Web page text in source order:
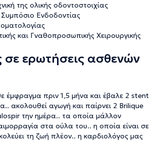
της ολικής οδοντοστοιχίας
Ενδοδοντίας
και Γναθοπροσωπικής Χειρουργικής
σε ερωτήσεις ασθενών
πριν 1,5 μήνα και έβαλε 2 stent
ακολουθεί αγωγή και παίρνει 2 Brilique
την ημέρα.. τα οποία μάλλον
στα ούλα του.. η οποία είναι σε
τη ζωή πλέον.. η καρδιολόγος μας